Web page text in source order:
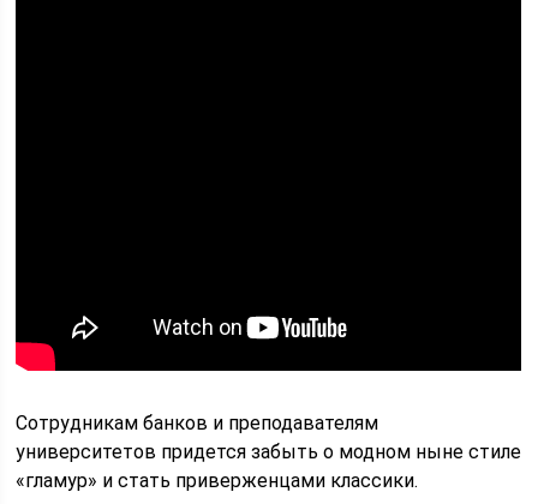
Сотрудникам банков и преподавателям
университетов придется забыть о модном ныне стиле
«гламур» и стать приверженцами классики.